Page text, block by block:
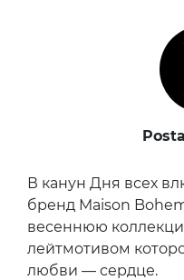
В канун Дня всех
бренд Maison
весеннюю
лейтмотивом
любви — сердце.